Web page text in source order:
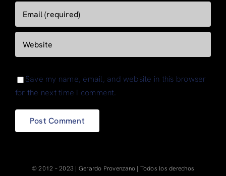
Save my name, email, and website in this browser
for the next time I comment.
© 2012 – 2023 | Gerardo Provenzano | Todos los derechos